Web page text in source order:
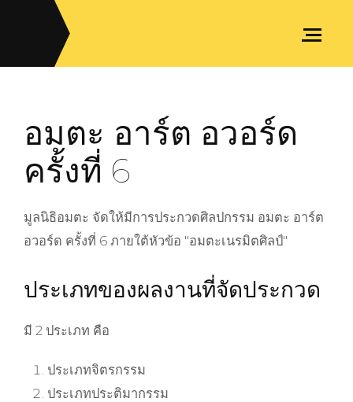
อมตะ อาร์ต อวอร์ด
ครั้งที่ 6
มูลนิธิอมตะ จัดให้มีการประกวดศิลปกรรม อมตะ อาร์ต
อวอร์ด ครั้งที่ 6 ภายใต้หัวข้อ "อมตะเนรมิตศิลป์"
ประเภทของผลงานที่จัดประกวด
มี 2 ประเภท คือ
ประเภทจิตรกรรม
ประเภทประติมากรรม